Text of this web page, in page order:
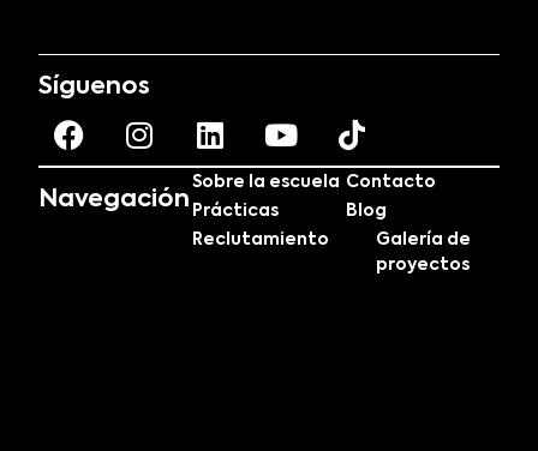
Navegación
Sobre la escuela
Prácticas
Reclutamiento
Contacto
Blog
Galería de
proyectos
Síguenos